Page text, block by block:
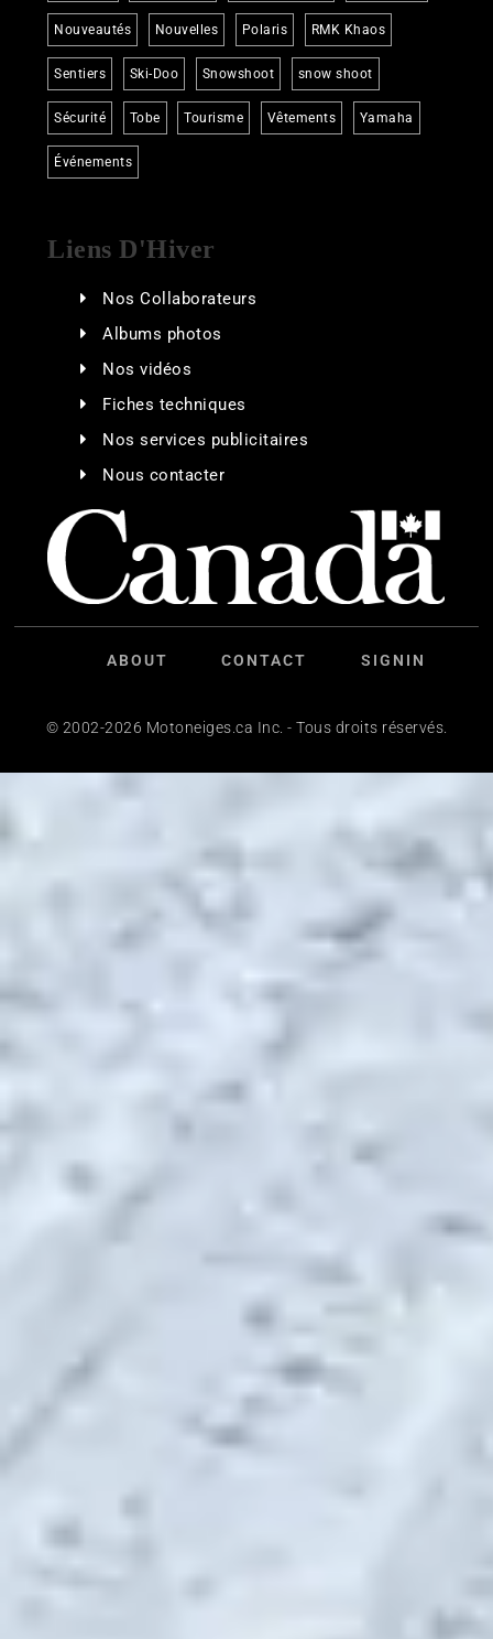
Nouveautés Nouvelles Polaris RMK Khaos
Sentiers Ski-Doo Snowshoot snow shoot
Sécurité Tobe Tourisme Vêtements Yamaha
Événements
Liens D'Hiver
Nos Collaborateurs
Albums photos
Nos vidéos
Fiches techniques
Nos services publicitaires
Nous contacter
ABOUT CONTACT SIGNIN
© 2002-2026 Motoneiges.ca Inc. - Tous droits réservés.